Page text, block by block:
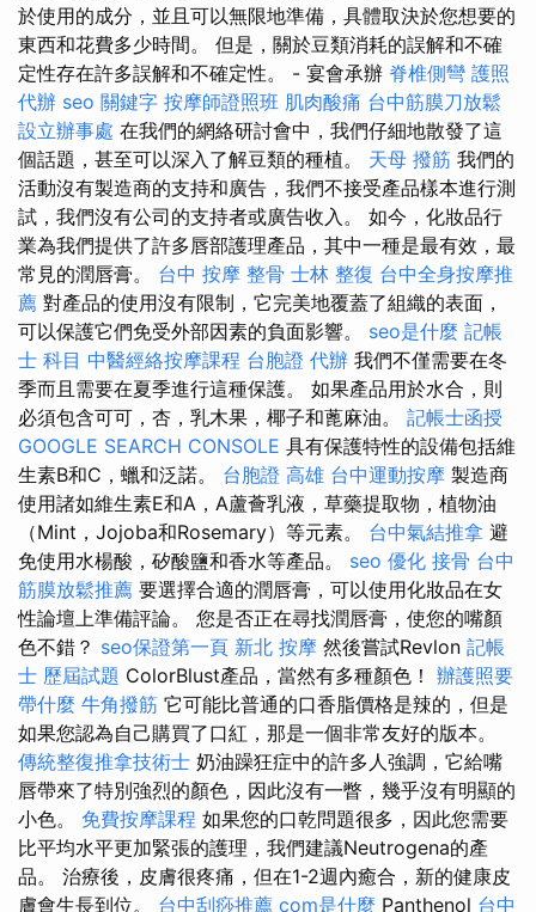
於使用的成分，並且可以無限地準備，具體取決於您想要的
東西和花費多少時間。 但是，關於豆類消耗的誤解和不確
定性存在許多誤解和不確定性。 - 宴會承辦 脊椎側彎 護照
代辦 seo 關鍵字 按摩師證照班 肌肉酸痛 台中筋膜刀放鬆
設立辦事處 在我們的網絡研討會中，我們仔細地散發了這
個話題，甚至可以深入了解豆類的種植。 天母 撥筋 我們的
活動沒有製造商的支持和廣告，我們不接受產品樣本進行測
試，我們沒有公司的支持者或廣告收入。 如今，化妝品行
業為我們提供了許多唇部護理​​產品，其中一種是最有效，最
常見的潤唇膏。 台中 按摩 整骨 士林 整復 台中全身按摩推
薦 對產品的使用沒有限制，它完美地覆蓋了組織的表面，
可以保護它們免受外部因素的負面影響。 seo是什麼 記帳
士 科目 中醫經絡按摩課程 台胞證 代辦 我們不僅需要在冬
季而且需要在夏季進行這種保護。 如果產品用於水合，則
必須包含可可，杏，乳木果，椰子和蓖麻油。 記帳士函授
GOOGLE SEARCH CONSOLE 具有保護特性的設備包括維
生素B和C，蠟和泛諾。 台胞證 高雄 台中運動按摩 製造商
使用諸如維生素E和A，A蘆薈乳液，草藥提取物，植物油
（Mint，Jojoba和Rosemary）等元素。 台中氣結推拿 避
免使用水楊酸，矽酸鹽和香水等產品。 seo 優化 接骨 台中
筋膜放鬆推薦 要選擇合適的潤唇膏，可以使用化妝品在女
性論壇上準備評論。 您是否正在尋找潤唇膏，使您的嘴顏
色不錯？ seo保證第一頁 新北 按摩 然後嘗試Revlon 記帳
士 歷屆試題 ColorBlust產品，當然有多種顏色！ 辦護照要
帶什麼 牛角撥筋 它可能比普通的口香脂價格是辣的，但是
如果您認為自己購買了口紅，那是一個非常友好的版本。
傳統整復推拿技術士 奶油躁狂症中的許多人強調，它給嘴
唇帶來了特別強烈的顏色，因此沒有一瞥，幾乎沒有明顯的
小色。 免費按摩課程 如果您的口乾問題很多，因此您需要
比平均水平更加緊張的護理，我們建議Neutrogena的產
品。 治療後，皮膚很疼痛，但在1-2週內癒合，新的健康皮
膚會生長到位。 台中刮痧推薦 com是什麼 Panthenol 台中